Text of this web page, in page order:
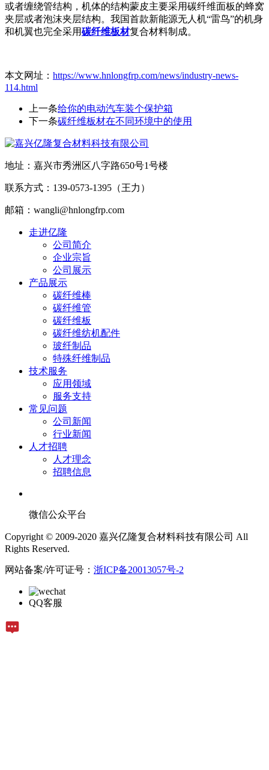
或者缠绕管结构，机体的结构蒙皮主要采用碳纤维面板的蜂窝
夹层或者泡沫夹层结构。我国首款新能源无人机“雷鸟”的机身
和机翼也完全采用碳纤维板材复合材料制成。
本文网址： https://www.hnlongfrp.com/news/industry-news-
114.html
上一条给你的电动汽车装个保护箱
下一条碳纤维板材在不同环境中的使用
地址：嘉兴市秀洲区八字路650号1号楼
联系方式：139-0573-1395（王力）
邮箱：wangli@hnlongfrp.com
走进亿隆
公司简介
企业宗旨
公司展示
产品展示
碳纤维棒
碳纤维管
碳纤维板
碳纤维纺机配件
玻纤制品
特殊纤维制品
技术服务
应用领域
服务支持
常见问题
公司新闻
行业新闻
人才招聘
人才理念
招聘信息
微信公众平台
Copyright © 2009-2020 嘉兴亿隆复合材料科技有限公司 All
Rights Reserved.
网站备案/许可证号： 浙ICP备20013057号-2
QQ客服